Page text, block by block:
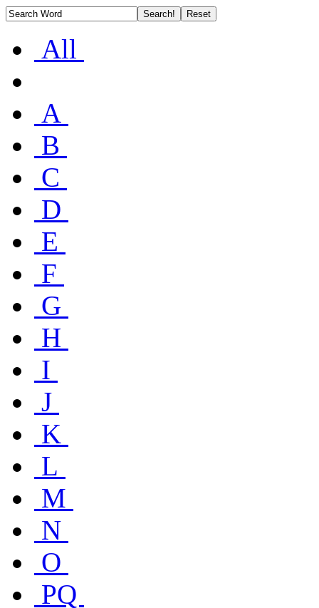
All
A
B
C
D
E
F
G
H
I
J
K
L
M
N
O
PQ